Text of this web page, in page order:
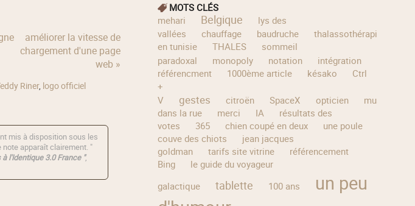
améliorer la vitesse de
chargement d'une page
web »
Riner, logo officiel
mis à disposition sous les
apparaît clairement. "
l'Identique 3.0 France ",
MOTS CLÉS
mehari
Belgique
lys des
vallées
chauffage baudruche
thalassothérapie
en tunisie
THALES
sommeil
paradoxal
monopoly notation intégration
référencment 1000ème article késako
Ctrl
+
V
gestes citroën SpaceX opticien
musique
dans la rue
merci IA
résultats des
votes
365 chien coupé en deux
une poule
couve des chiots
jean jacques
goldman
tarifs site vitrine
référencement
Bing
le guide du voyageur
galactique
tablette 100 ans
un peu